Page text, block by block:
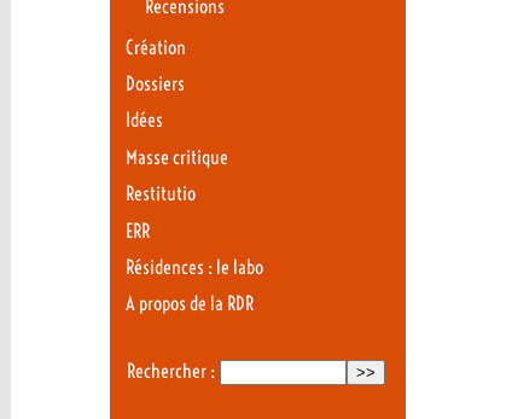
Recensions
Création
Dossiers
Idées
Masse critique
Restitutio
ERR
Résidences : le labo
A propos de la RDR
Rechercher :